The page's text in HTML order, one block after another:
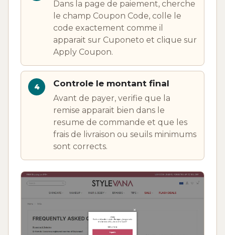
Dans la page de paiement, cherche
le champ Coupon Code, colle le
code exactement comme il
apparait sur Cuponeto et clique sur
Apply Coupon.
Controle le montant final
Avant de payer, verifie que la
remise apparait bien dans le
resume de commande et que les
frais de livraison ou seuils minimums
sont corrects.